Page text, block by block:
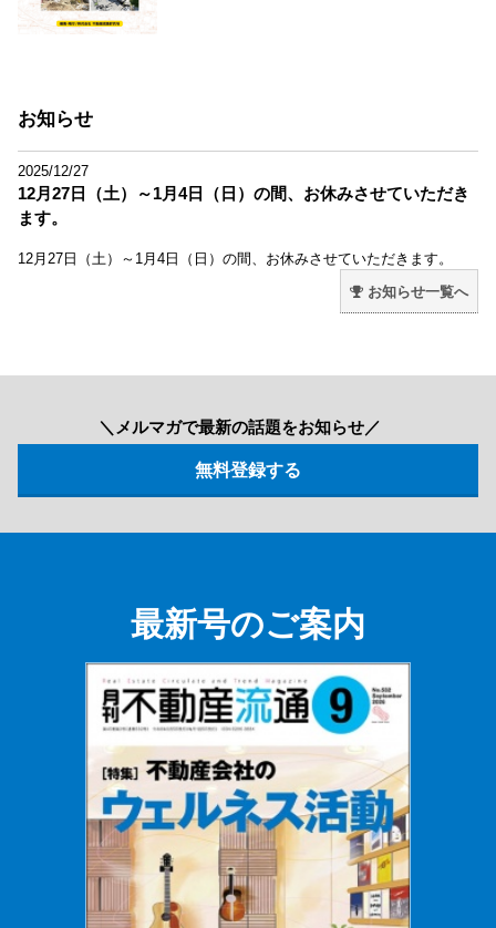
お知らせ
2025/12/27
12月27日（土）～1月4日（日）の間、お休みさせていただき
ます。
12月27日（土）～1月4日（日）の間、お休みさせていただきます。
お知らせ一覧へ
＼メルマガで最新の話題をお知らせ／
最新号のご案内